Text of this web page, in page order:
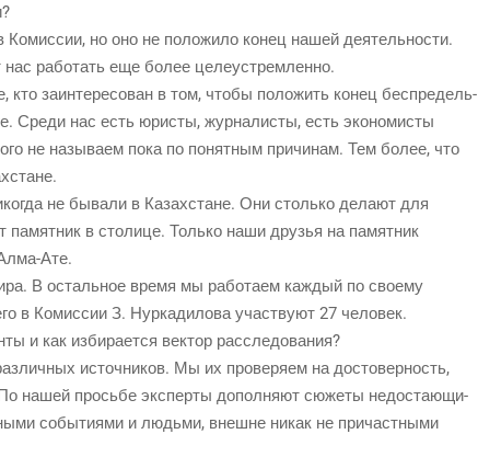
но оно не поло­жи­ло конец нашей дея­тель­но­сти.
рабо­тать еще более целеустремленно.
заин­те­ре­со­ван в том, что­бы поло­жить конец бес­пре­дель­
Сре­ди нас есть юри­сты, жур­на­ли­сты, есть эко­но­ми­сты
не назы­ва­ем пока по понят­ным при­чи­нам. Тем более, что
не быва­ли в Казах­стане. Они столь­ко дела­ют для
в сто­ли­це. Толь­ко наши дру­зья на памят­ник
Ате.
В осталь­ное вре­мя мы рабо­та­ем каж­дый по сво­е­му
в Комис­сии З. Нур­ка­ди­ло­ва участ­ву­ют 27 человек.
и как изби­ра­ет­ся век­тор расследования?
источ­ни­ков. Мы их про­ве­ря­ем на досто­вер­ность,
нашей прось­бе экс­пер­ты допол­ня­ют сюже­ты недо­ста­ю­щи­
собы­ти­я­ми и людь­ми, внешне никак не при­част­ны­ми